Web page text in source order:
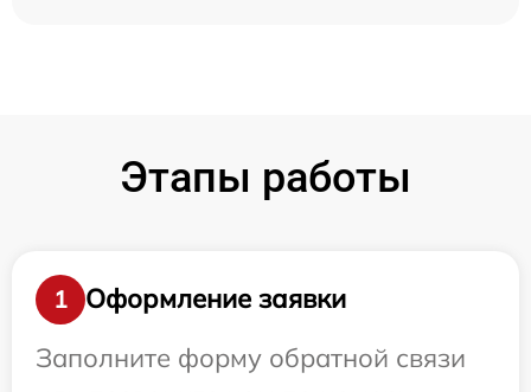
Этапы работы
1
Оформление заявки
Заполните форму обратной связи